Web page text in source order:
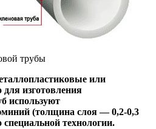
трубы
или
изготовления
используют
(толщина слоя — 0,2-0,3
технологии.